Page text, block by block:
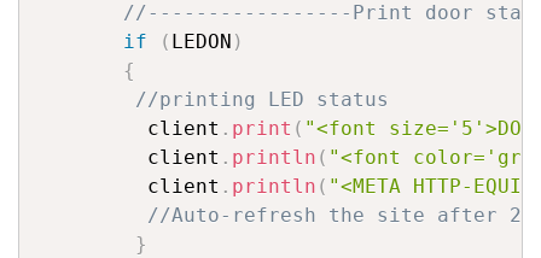
//-----------------Print door
if
( LEDON )
{
//printing LED status
         client
. print ( "<font
         client
. println ( "<font
         client
. println ( "<META HTTP-
//Auto-refresh the site after 2
}